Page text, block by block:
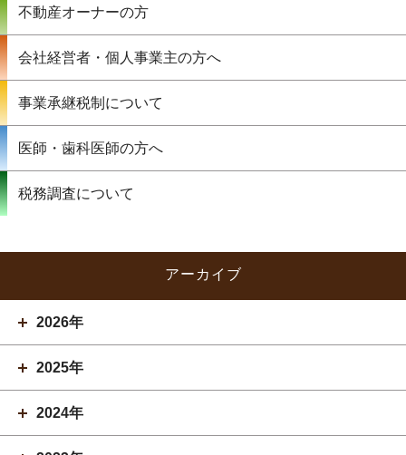
不動産オーナーの方
会社経営者・個人事業主の方へ
事業承継税制について
医師・歯科医師の方へ
税務調査について
アーカイブ
2026年
2025年
2024年